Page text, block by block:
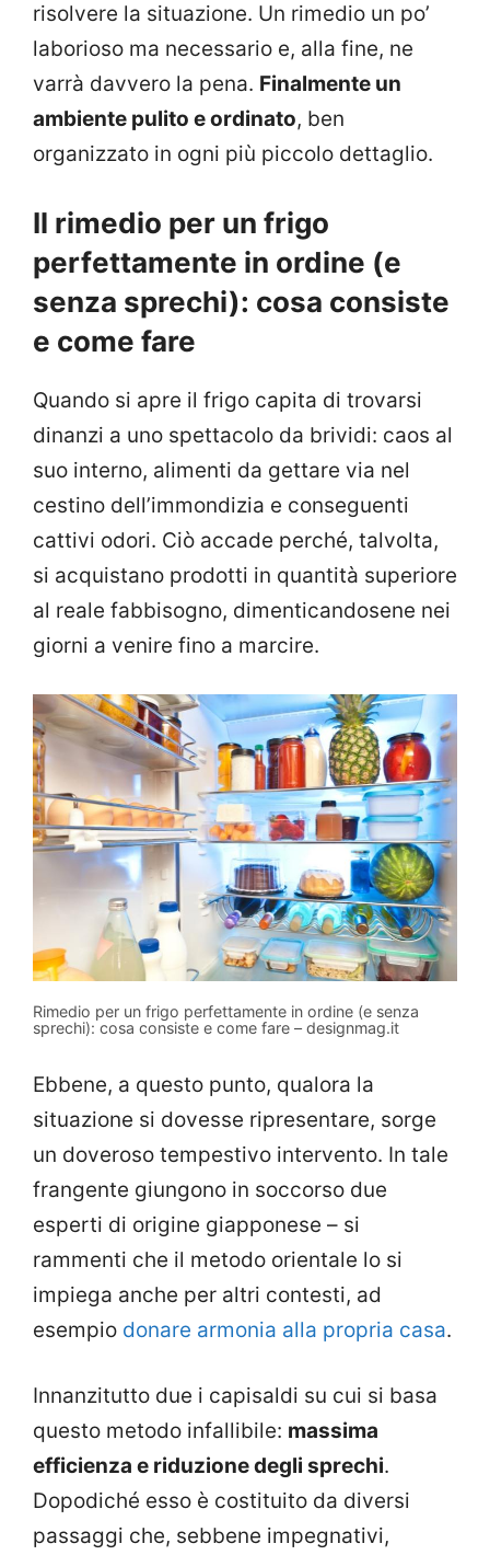
risolvere la situazione. Un rimedio un po’
laborioso ma necessario e, alla fine, ne
varrà davvero la pena. Finalmente un
ambiente pulito e ordinato, ben
organizzato in ogni più piccolo dettaglio.
Il rimedio per un frigo
perfettamente in ordine (e
senza sprechi): cosa consiste
e come fare
Quando si apre il frigo capita di trovarsi
dinanzi a uno spettacolo da brividi: caos al
suo interno, alimenti da gettare via nel
cestino dell’immondizia e conseguenti
cattivi odori. Ciò accade perché, talvolta,
si acquistano prodotti in quantità superiore
al reale fabbisogno, dimenticandosene nei
giorni a venire fino a marcire.
Rimedio per un frigo perfettamente in ordine (e senza
sprechi): cosa consiste e come fare – designmag.it
Ebbene, a questo punto, qualora la
situazione si dovesse ripresentare, sorge
un doveroso tempestivo intervento. In tale
frangente giungono in soccorso due
esperti di origine giapponese – si
rammenti che il metodo orientale lo si
impiega anche per altri contesti, ad
esempio donare armonia alla propria casa.
Innanzitutto due i capisaldi su cui si basa
questo metodo infallibile: massima
efficienza e riduzione degli sprechi.
Dopodiché esso è costituito da diversi
passaggi che, sebbene impegnativi,